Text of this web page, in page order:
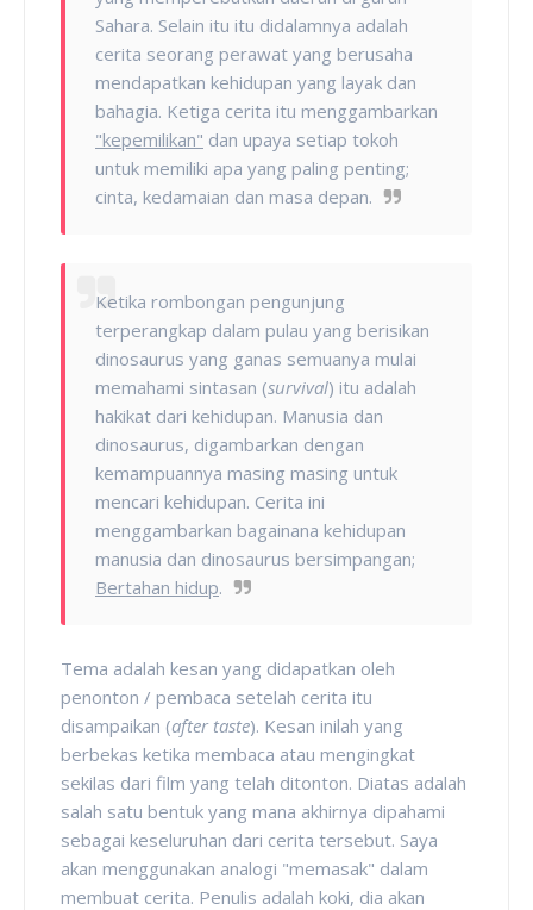
Sahara. Selain itu itu didalamnya adalah
cerita seorang perawat yang berusaha
mendapatkan kehidupan yang layak dan
bahagia. Ketiga cerita itu menggambarkan
"kepemilikan" dan upaya setiap tokoh
untuk memiliki apa yang paling penting;
cinta, kedamaian dan masa depan.
Ketika rombongan pengunjung
terperangkap dalam pulau yang berisikan
dinosaurus yang ganas semuanya mulai
memahami sintasan (survival) itu adalah
hakikat dari kehidupan. Manusia dan
dinosaurus, digambarkan dengan
kemampuannya masing masing untuk
mencari kehidupan. Cerita ini
menggambarkan bagainana kehidupan
manusia dan dinosaurus bersimpangan;
Bertahan hidup.
Tema adalah kesan yang didapatkan oleh
penonton / pembaca setelah cerita itu
disampaikan (after taste). Kesan inilah yang
berbekas ketika membaca atau mengingkat
sekilas dari film yang telah ditonton. Diatas adalah
salah satu bentuk yang mana akhirnya dipahami
sebagai keseluruhan dari cerita tersebut. Saya
akan menggunakan analogi "memasak" dalam
membuat cerita. Penulis adalah koki, dia akan